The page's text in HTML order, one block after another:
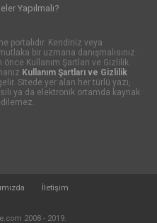
Yapılmalı?
portalıdır. Kendiniz veya
bir uzmana danışmalısınız.
Kullanım Şartları ve Gizlilik
Kullanım Şartları ve Gizlilik
Sitede yer alan her türlü yazı,
ya da elektronik ortamda kaynak
İletişim
2008 - 2019.